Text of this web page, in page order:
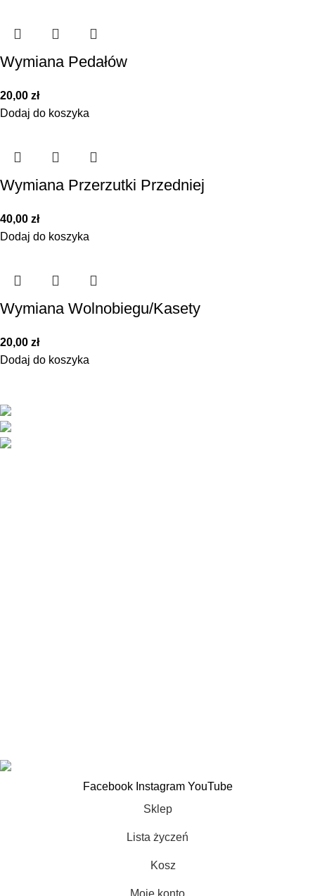
Wymiana Pedałów
20,00 zł
Dodaj do koszyka
Wymiana Przerzutki Przedniej
40,00 zł
Dodaj do koszyka
Wymiana Wolnobiegu/Kasety
20,00 zł
Dodaj do koszyka
Facebook Instagram YouTube
Sklep
Lista życzeń
Kosz
Moje konto